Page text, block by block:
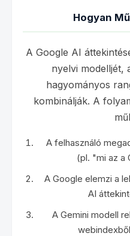
Hogyan
A Google AI
nyelvi modelljét,
hagyományos
kombinálják. A
A felhasználó
(pl. "mi az a
A Google elemzi a
AI
A Gemini modell